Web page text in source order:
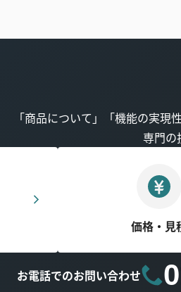
「商品について」「機能の実現
専門の
価格・見
お電話でのお問い合わせ